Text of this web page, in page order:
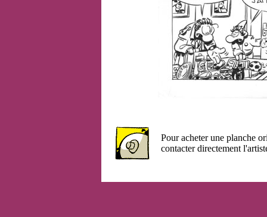
Pour acheter une planche
contacter directement